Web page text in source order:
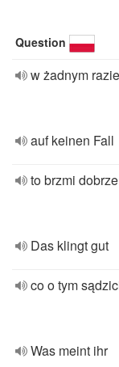
Question
w żadnym razie
auf keinen Fall
to brzmi dobrze
Das klingt gut
co o tym
Was meint ihr